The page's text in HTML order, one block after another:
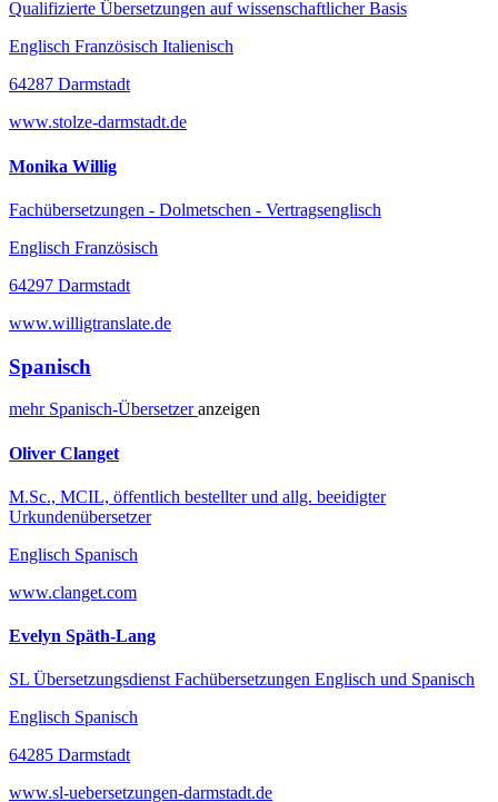
Qualifizierte Übersetzungen auf wissenschaftlicher Basis
Englisch Französisch Italienisch
64287 Darmstadt
www.stolze-darmstadt.de
Monika Willig
Fachübersetzungen - Dolmetschen - Vertragsenglisch
Englisch Französisch
64297 Darmstadt
www.willigtranslate.de
Spanisch
mehr Spanisch-Übersetzeranzeigen
Oliver Clanget
M.Sc., MCIL, öffentlich bestellter und allg. beeidigter
Urkundenübersetzer
Englisch Spanisch
www.clanget.com
Evelyn Späth-Lang
SL Übersetzungsdienst Fachübersetzungen Englisch und Spanisch
Englisch Spanisch
64285 Darmstadt
www.sl-uebersetzungen-darmstadt.de